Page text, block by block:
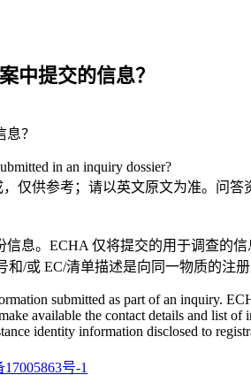
中提交的信息？
？
in an inquiry dossier?
，仅供参考；请以英文原文为准。问
息。ECHA 仅将提交的用于调查的
/或 EC/清单描述是向同一物质的注
submitted as part of an inquiry.
available the contact details and list
identity information disclosed to
号-1